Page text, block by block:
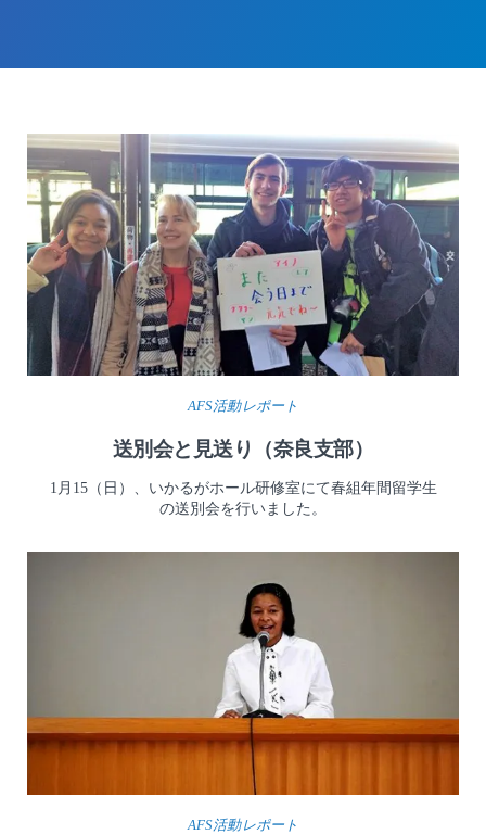
AFS活動レポート
送別会と見送り（奈良支部）
1月15（日）、いかるがホール研修室にて春組年間留学生
の送別会を行いました。
AFS活動レポート